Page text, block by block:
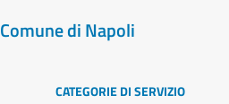
Comune di Napoli
CATEGORIE DI SERVIZIO